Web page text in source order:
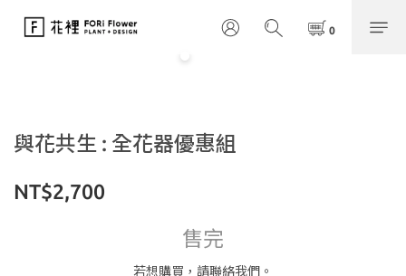
與花共生 : 全花器優惠組
NT$2,700
售完
若想購買，請聯絡我們。